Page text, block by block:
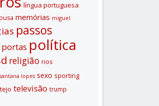
lí­ngua portuguesa
memórias miguel
passos
polí­tica
religião rios
santana lopes sexo sporting
tejo televisão trump